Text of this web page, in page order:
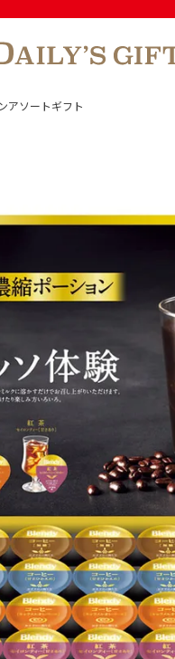
アソートギフト